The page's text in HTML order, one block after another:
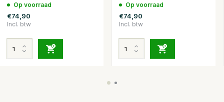
Op voorraad
€74,90
Incl. btw
Op voorraad
€74,90
Incl. btw